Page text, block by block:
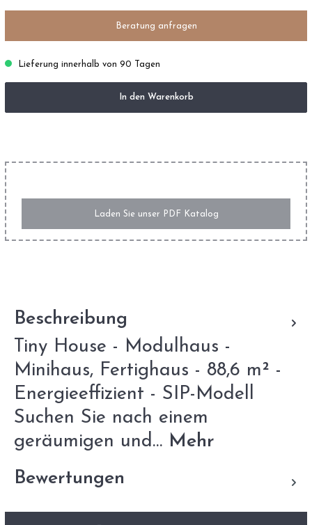
Beratung anfragen
Lieferung innerhalb von 90 Tagen
In den Warenkorb
Laden Sie unser PDF Katalog
Beschreibung
Tiny House - Modulhaus -
Minihaus, Fertighaus - 88,6 m² -
Energieeffizient - SIP-Modell
Suchen Sie nach einem
geräumigen und… Mehr
Bewertungen